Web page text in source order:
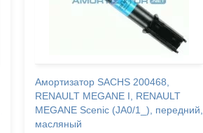
Амортизатор SACHS 200468,
RENAULT MEGANE I, RENAULT
MEGANE Scenic (JA0/1_), передний,
масляный